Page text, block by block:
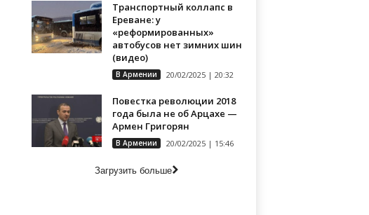
Транспортный коллапс в
Ереване: у
«реформированных»
автобусов нет зимних шин
(видео)
В Армении 20/02/2025 | 20:32
Повестка революции 2018
года была не об Арцахе —
Армен Григорян
В Армении 20/02/2025 | 15:46
Загрузить больше